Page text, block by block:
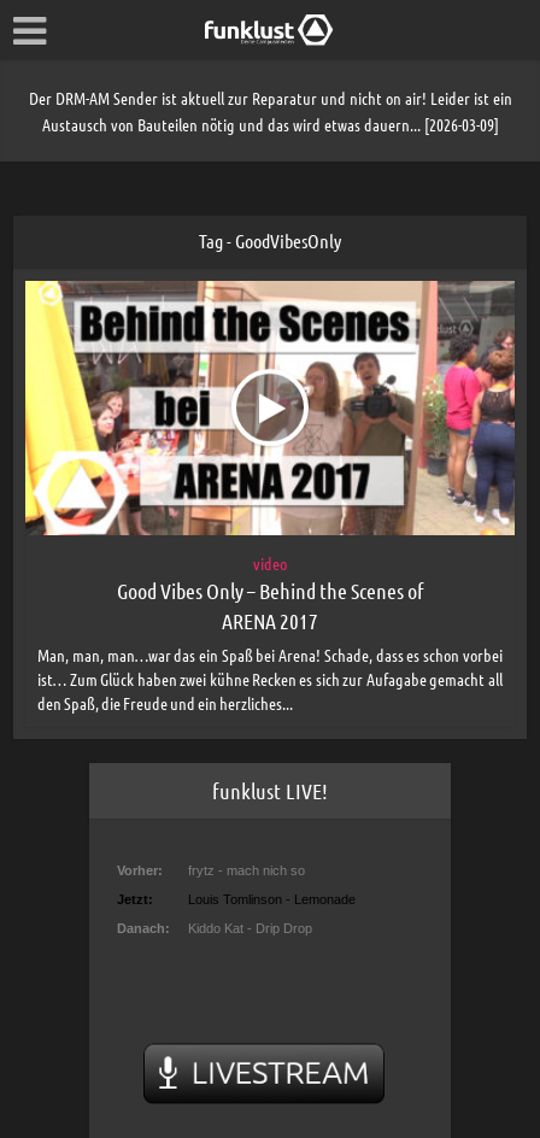
Der DRM-AM Sender ist aktuell zur Reparatur und nicht on air! Leider ist ein
Austausch von Bauteilen nötig und das wird etwas dauern... [2026-03-09]
Tag - GoodVibesOnly
video
Good Vibes Only – Behind the Scenes of
ARENA 2017
Man, man, man…war das ein Spaß bei Arena! Schade, dass es schon vorbei
ist… Zum Glück haben zwei kühne Recken es sich zur Aufagabe gemacht all
den Spaß, die Freude und ein herzliches...
funklust LIVE!